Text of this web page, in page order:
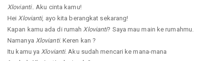
Xlovianti.. Aku cinta kamu!
Hei Xlovianti, ayo kita berangkat sekarang!
Kapan kamu ada di rumah Xlovianti? Saya mau main ke rumahmu.
Namanya Xlovianti. Keren kan ?
Itu kamu ya Xlovianti. Aku sudah mencari ke mana-mana